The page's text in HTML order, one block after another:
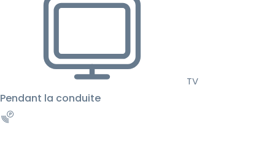
TV
Pendant la conduite